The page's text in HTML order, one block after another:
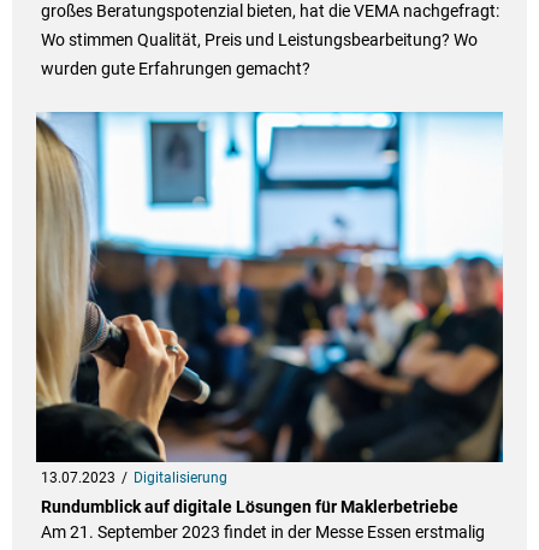
großes Beratungspotenzial bieten, hat die VEMA nachgefragt:
Wo stimmen Qualität, Preis und Leistungsbearbeitung? Wo
wurden gute Erfahrungen gemacht?
13.07.2023 Digitalisierung
Rundumblick auf digitale Lösungen für Maklerbetriebe
Am 21. September 2023 findet in der Messe Essen erstmalig